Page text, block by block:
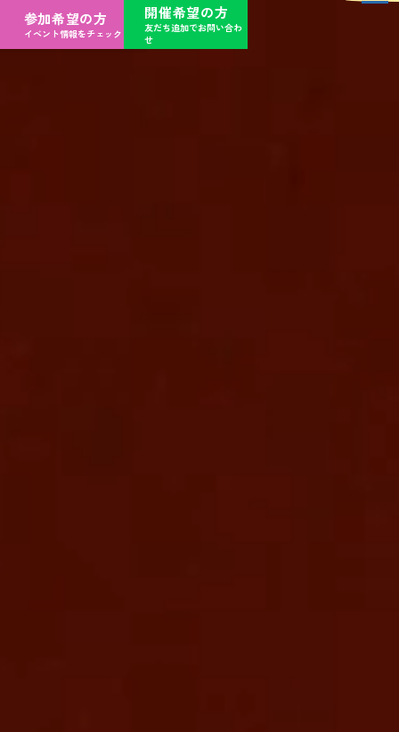
参加希望の方
イベント情報をチェック
開催希望の方
友だち追加でお問い合わ
せ